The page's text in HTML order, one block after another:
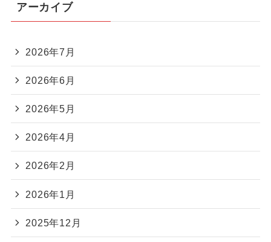
アーカイブ
2026年7月
2026年6月
2026年5月
2026年4月
2026年2月
2026年1月
2025年12月